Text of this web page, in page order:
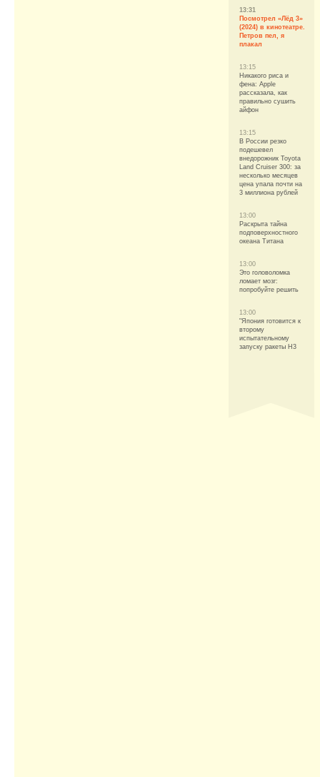
13:31
Посмотрел «Лёд 3»
(2024) в кинотеатре.
Петров пел, я
плакал
13:15
Никакого риса и
фена: Apple
рассказала, как
правильно сушить
айфон
13:15
В России резко
подешевел
внедорожник Toyota
Land Cruiser 300: за
несколько месяцев
цена упала почти на
3 миллиона рублей
13:00
Раскрыта тайна
подповерхностного
океана Титана
13:00
Это головоломка
ломает мозг:
попробуйте решить
13:00
"Япония готовится к
второму
испытательному
запуску ракеты H3